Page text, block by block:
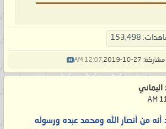
153,498
27-10-2019,
12:07 AM
اليماني
أنه من أنصار الله ومحمد عبده ورسوله